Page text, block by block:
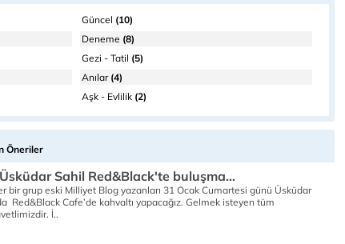
Güncel (10)
Deneme (8)
Gezi - Tatil (5)
Anılar(4)
Aşk - Evlilik (2)
Öneriler
Sahil Red&Black'te buluşma...
bir grup eski Milliyet Blog yazanları 31 Ocak Cumartesi günü Üsküdar
Red&Black Cafe’de kahvaltı yapacağız. Gelmek isteyen tüm
İ..